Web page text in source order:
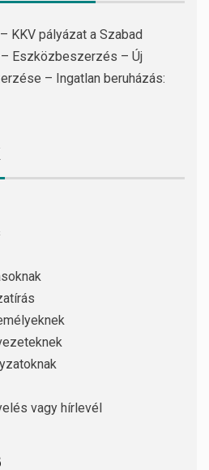
KKV pályázat a Szabad
Eszközbeszerzés – Új
– Ingatlan beruházás:
vagy hírlevél